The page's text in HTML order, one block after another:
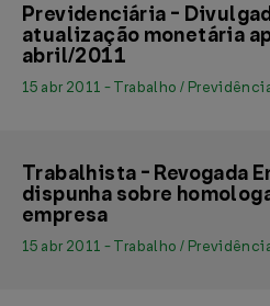
Previdenciária -
atualização monetária
abril/2011
15 abr 2011 - Trabalho /
Trabalhista - Revogada
dispunha sobre
empresa
15 abr 2011 - Trabalho /